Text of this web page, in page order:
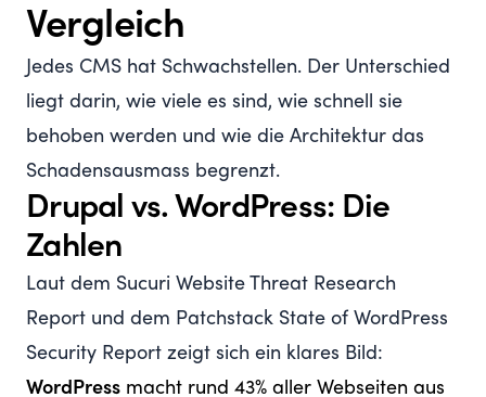
Vergleich
Jedes CMS hat Schwachstellen. Der Unterschied
liegt darin, wie viele es sind, wie schnell sie
behoben werden und wie die Architektur das
Schadensausmass begrenzt.
Drupal vs. WordPress: Die
Zahlen
Laut dem Sucuri Website Threat Research
Report und dem Patchstack State of WordPress
Security Report zeigt sich ein klares Bild:
WordPress macht rund 43% aller Webseiten aus